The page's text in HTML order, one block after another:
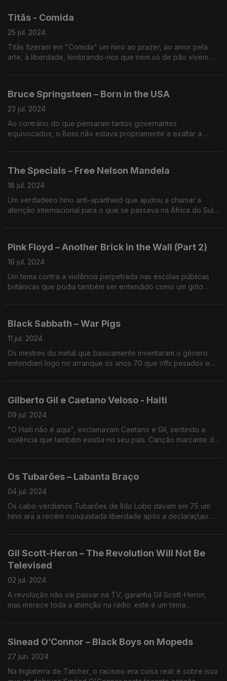
Titãs - Comida
25 jul. 2024
Titãs fizeram em "Comida" um hino ao prazer, ao amor pela
arte, à liberdade, lembrando-nos que nem só de pão vivem as
Bruce Springsteen – Born in the USA
23 jul. 2024
Ao contrário do que pensaram tantos governantes
equivocados, o Boss não estava propriamente a exaltar a
The Specials – Free Nelson Mandela
18 jul. 2024
Um verdadeiro hino anti-apartheid que ajudou a chamar a
atenção internacional para o que se passava na África do Sul
Pink Floyd – Another Brick in the Wall (Part 2)
16 jul. 2024
Um tema contra a violência perpetrada nas escolas públicas
britânicas que podia também ser entendido como um grito
Black Sabbath – War Pigs
11 jul. 2024
Os mestres do metal que basicamente inventaram o género
entendiam logo no arranque os anos 70 que riffs pesados e
Gilberto Gil e Caetano Veloso - Haiti
09 jul. 2024
"O Haiti não é aqui", exclamavam Caetano e Gil, sentindo a
violência que também existia no seu país. Canção marcante de
Os Tubarões – Labanta Braço
04 jul. 2024
Os cabo-verdianos Tubarões de Ildo Lobo davam em 75 um
hino ara a recém conquistada liberdade após a declaraç\ao de
Gil Scott-Heron – The Revolution Will Not Be
Televised
02 jul. 2024
A revolução não vai passar na TV, garantia Gil Scott-Heron,
mas merece toda a atenção na rádio: este é um tema
Sinead O’Connor – Black Boys on Mopeds
27 jun. 2024
Na Inglaterra de Tatcher, o racismo era coisa real: é sobre isso